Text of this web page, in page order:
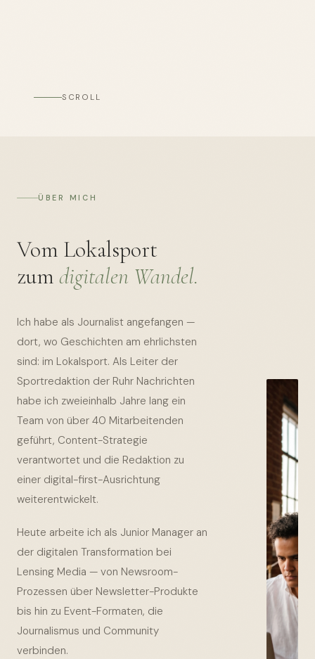
SCROLL
ÜBER MICH
Vom Lokalsport
zum digitalen Wandel.
Ich habe als Journalist angefangen —
dort, wo Geschichten am ehrlichsten
sind: im Lokalsport. Als Leiter der
Sportredaktion der Ruhr Nachrichten
habe ich zweieinhalb Jahre lang ein
Team von über 40 Mitarbeitenden
geführt, Content-Strategie
verantwortet und die Redaktion zu
einer digital-first-Ausrichtung
weiterentwickelt.
Heute arbeite ich als Junior Manager an
der digitalen Transformation bei
Lensing Media — von Newsroom-
Prozessen über Newsletter-Produkte
bis hin zu Event-Formaten, die
Journalismus und Community
verbinden.